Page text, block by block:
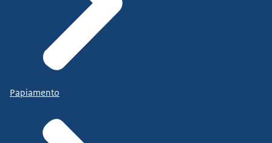
Papiamento